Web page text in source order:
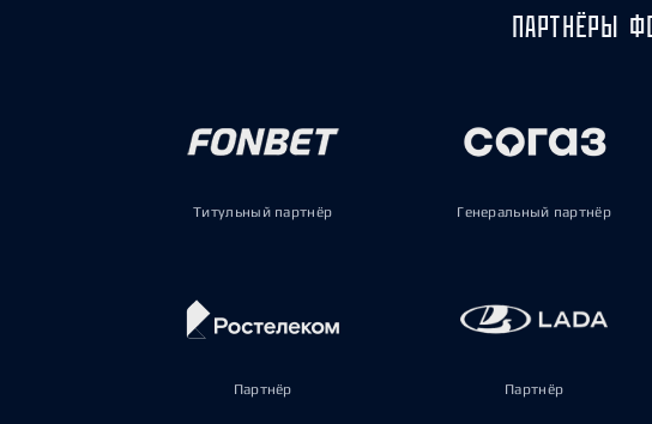
ПАРТНЁРЫ
Титульный партнёр Генеральный партнёр
Партнёр Партнёр